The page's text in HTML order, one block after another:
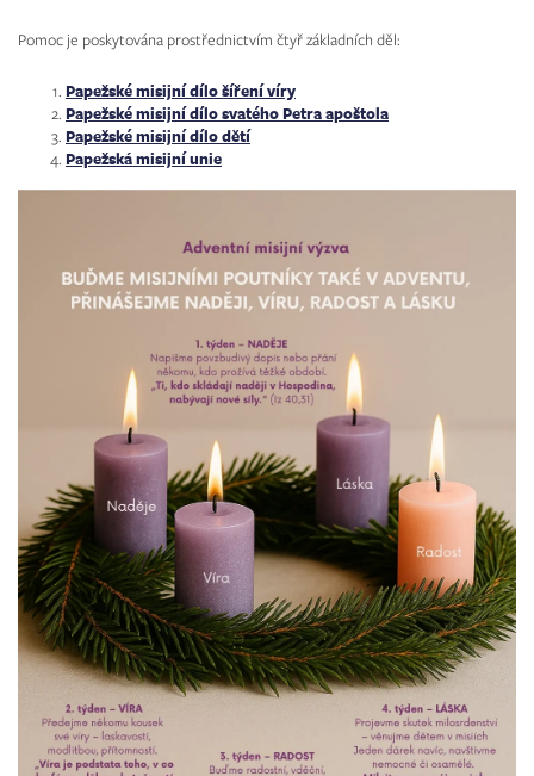
Pomoc je poskytována prostřednictvím čtyř základních děl:
Papežské misijní dílo šíření víry
Papežské misijní dílo svatého Petra apoštola
Papežské misijní dílo dětí
Papežská misijní unie